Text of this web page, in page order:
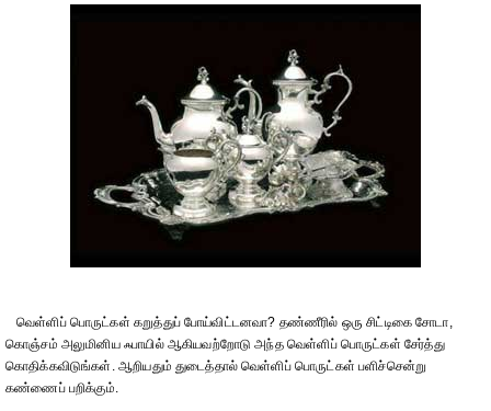
வெள்ளிப் பொருட்கள் கறுத்துப் போய்விட்டனவா? தண்ணீரில் ஒரு சிட்டிகை சோடா,
கொஞ்சம் அலுமினிய ஃபாயில் ஆகியவற்றோடு அந்த வெள்ளிப் பொருட்கள் சேர்த்து
கொதிக்கவிடுங்கள். ஆறியதும் துடைத்தால் வெள்ளிப் பொருட்கள் பளிச்சென்று
கண்ணைப் பறிக்கும்.